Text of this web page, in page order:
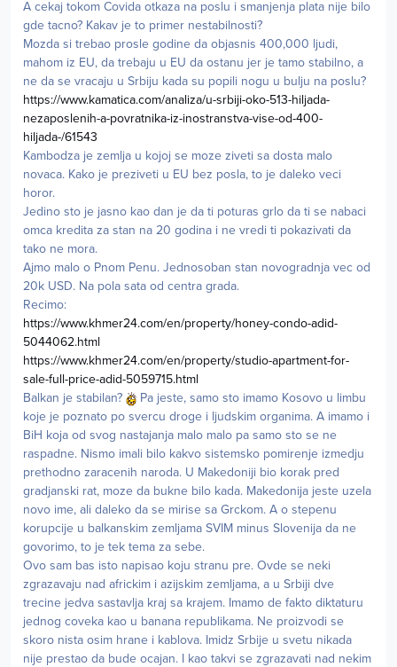
A cekaj tokom Covida otkaza na poslu i smanjenja plata nije bilo
gde tacno? Kakav je to primer nestabilnosti?
Mozda si trebao prosle godine da objasnis 400,000 ljudi,
mahom iz EU, da trebaju u EU da ostanu jer je tamo stabilno, a
ne da se vracaju u Srbiju kada su popili nogu u bulju na poslu?
https://www.kamatica.com/analiza/u-srbiji-oko-513-hiljada-
nezaposlenih-a-povratnika-iz-inostranstva-vise-od-400-
hiljada-/61543
Kambodza je zemlja u kojoj se moze ziveti sa dosta malo
novaca. Kako je preziveti u EU bez posla, to je daleko veci
horor.
Jedino sto je jasno kao dan je da ti poturas grlo da ti se nabaci
omca kredita za stan na 20 godina i ne vredi ti pokazivati da
tako ne mora.
Ajmo malo o Pnom Penu. Jednosoban stan novogradnja vec od
20k USD. Na pola sata od centra grada.
Recimo:
https://www.khmer24.com/en/property/honey-condo-adid-
5044062.html
https://www.khmer24.com/en/property/studio-apartment-for-
sale-full-price-adid-5059715.html
Balkan je stabilan?
Pa jeste, samo sto imamo Kosovo u limbu
koje je poznato po svercu droge i ljudskim organima. A imamo i
BiH koja od svog nastajanja malo malo pa samo sto se ne
raspadne. Nismo imali bilo kakvo sistemsko pomirenje izmedju
prethodno zaracenih naroda. U Makedoniji bio korak pred
gradjanski rat, moze da bukne bilo kada. Makedonija jeste uzela
novo ime, ali daleko da se mirise sa Grckom. A o stepenu
korupcije u balkanskim zemljama SVIM minus Slovenija da ne
govorimo, to je tek tema za sebe.
Ovo sam bas isto napisao koju stranu pre. Ovde se neki
zgrazavaju nad africkim i azijskim zemljama, a u Srbiji dve
trecine jedva sastavlja kraj sa krajem. Imamo de fakto diktaturu
jednog coveka kao u banana republikama. Ne proizvodi se
skoro nista osim hrane i kablova. Imidz Srbije u svetu nikada
nije prestao da bude ocajan. I kao takvi se zgrazavati nad nekim